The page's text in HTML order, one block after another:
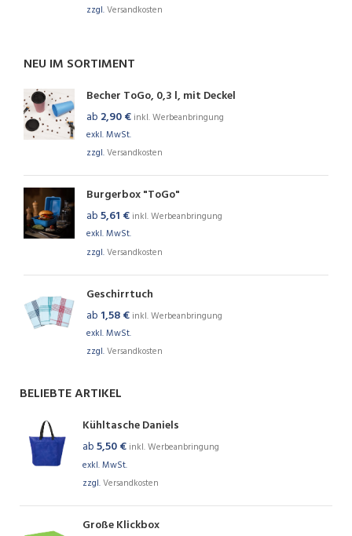
zzgl.Versandkosten
NEU IM SORTIMENT
Becher ToGo, 0,3 l, mit Deckel
ab 2,90€ inkl. Werbeanbringung
exkl. MwSt.
zzgl.Versandkosten
Burgerbox "ToGo"
ab5,61 € inkl. Werbeanbringung
exkl. MwSt.
zzgl.Versandkosten
Geschirrtuch
ab 1,58€ inkl. Werbeanbringung
exkl. MwSt.
zzgl.Versandkosten
BELIEBTE ARTIKEL
Kühltasche Daniels
ab5,50€ inkl. Werbeanbringung
exkl. MwSt.
zzgl.Versandkosten
Große Klickbox